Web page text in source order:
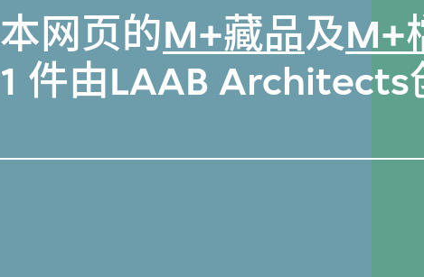
本网页的M+藏品及M+
1 件由LAAB Architects